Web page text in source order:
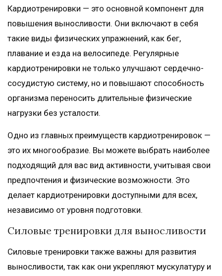
Кардиотренировки — это основной компонент для
повышения выносливости. Они включают в себя
такие виды физических упражнений, как бег,
плавание и езда на велосипеде. Регулярные
кардиотренировки не только улучшают сердечно-
сосудистую систему, но и повышают способность
организма переносить длительные физические
нагрузки без усталости.
Одно из главных преимуществ кардиотренировок —
это их многообразие. Вы можете выбрать наиболее
подходящий для вас вид активности, учитывая свои
предпочтения и физические возможности. Это
делает кардиотренировки доступными для всех,
независимо от уровня подготовки.
Силовые тренировки для выносливости
Силовые тренировки также важны для развития
выносливости, так как они укрепляют мускулатуру и